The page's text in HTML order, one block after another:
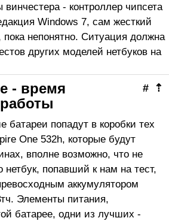
винчестера - контроллер чипсета
Windows 7, сам жесткий
непонятно. Ситуация должна
других моделей нетбуков на
⇡
#
- время
батареи попадут в коробки тех
One 532h, которые будут
вполне возможно, что не
попавший к нам на тест,
аккумулятором
Элементы питания,
батарее, одни из лучших -